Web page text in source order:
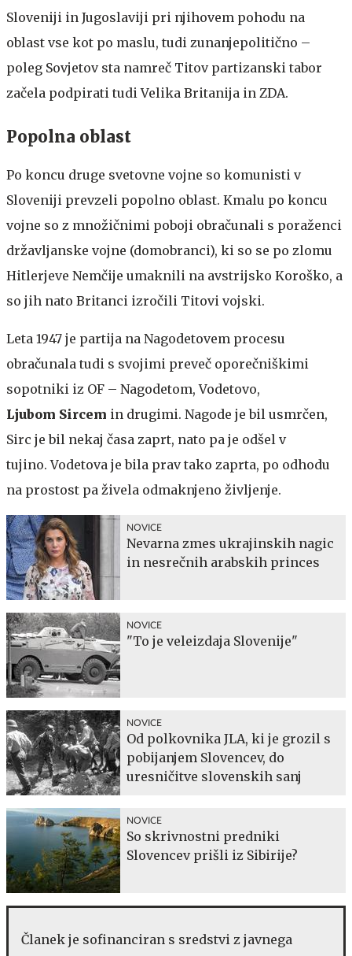
Sloveniji in Jugoslaviji pri njihovem pohodu na
oblast vse kot po maslu, tudi zunanjepolitično –
poleg Sovjetov sta namreč Titov partizanski tabor
začela podpirati tudi Velika Britanija in ZDA.
Popolna oblast
Po koncu druge svetovne vojne so komunisti v
Sloveniji prevzeli popolno oblast. Kmalu po koncu
vojne so z množičnimi poboji obračunali s poraženci
državljanske vojne (domobranci), ki so se po zlomu
Hitlerjeve Nemčije umaknili na avstrijsko Koroško, a
so jih nato Britanci izročili Titovi vojski.
Leta 1947 je partija na Nagodetovem procesu
obračunala tudi s svojimi preveč oporečniškimi
sopotniki iz OF – Nagodetom, Vodetovo,
Ljubom Sircem in drugimi. Nagode je bil usmrčen,
Sirc je bil nekaj časa zaprt, nato pa je odšel v
tujino. Vodetova je bila prav tako zaprta, po odhodu
na prostost pa živela odmaknjeno življenje.
NOVICE
Nevarna zmes ukrajinskih nagic
in nesrečnih arabskih princes
NOVICE
"To je veleizdaja Slovenije"
NOVICE
Od polkovnika JLA, ki je grozil s
pobijanjem Slovencev, do
uresničitve slovenskih sanj
NOVICE
So skrivnostni predniki
Slovencev prišli iz Sibirije?
Članek je sofinanciran s sredstvi z javnega